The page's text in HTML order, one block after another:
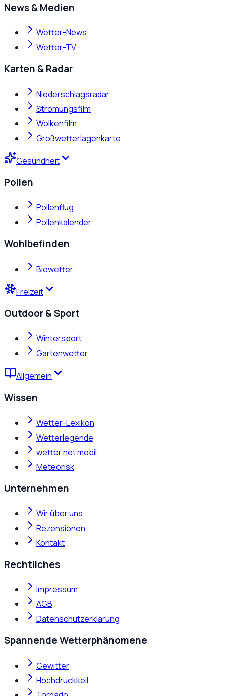
News & Medien
Wetter-News
Wetter-TV
Karten & Radar
Niederschlagsradar
Strömungsfilm
Wolkenfilm
Großwetterlagenkarte
Gesundheit
Pollen
Pollenflug
Pollenkalender
Wohlbefinden
Biowetter
Freizeit
Outdoor & Sport
Wintersport
Gartenwetter
Allgemein
Wissen
Wetter-Lexikon
Wetterlegende
wetter.net mobil
Meteorisk
Unternehmen
Wir über uns
Rezensionen
Kontakt
Rechtliches
Impressum
AGB
Datenschutzerklärung
Spannende Wetterphänomene
Gewitter
Hochdruckkeil